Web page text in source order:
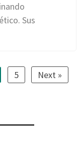
Sus
5 Next »